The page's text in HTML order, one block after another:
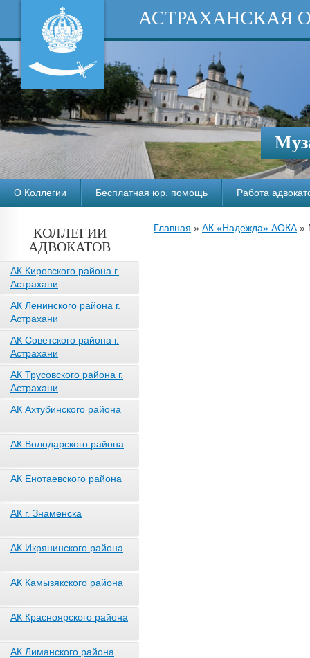
АСТРАХАНСКАЯ
О Коллегии Бесплатная юр. помощь Работа
КОЛЛЕГИИ
АДВОКАТОВ
АК Кировского района г.
Астрахани
АК Ленинского района г.
Астрахани
АК Советского района г.
Астрахани
АК Трусовского района г.
Астрахани
АК Ахтубинского района
АК Володарского района
АК Енотаевского района
АК г. Знаменска
АК Икрянинского района
АК Камызякского района
АК Красноярского района
АК Лиманского района
Главная » АК «Надежда» АОКА »